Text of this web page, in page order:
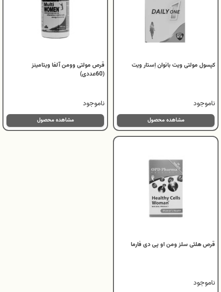
کپسول مولتی ویت بانوان اِستار ویت
ناموجود
مشاهده محصول
قرص مولتی وومن آلفا ویتامینز
(60عددی)
ناموجود
مشاهده محصول
قرص هلثی سلز ومن او پی دی فارما
ناموجود